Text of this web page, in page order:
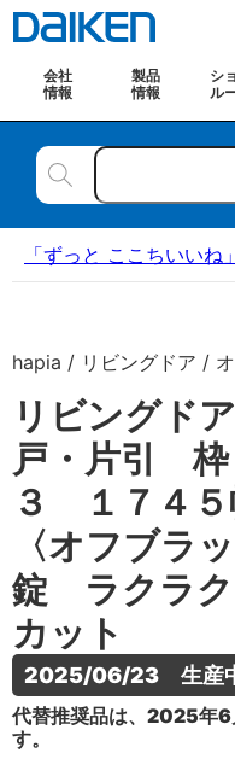
会社
情報
製品
情報
シ
ル
「ずっと ここちいい
hapia / リビングドア /
リビングド
戸・片引
３ １７４
〈オフブ
錠 ラクラ
カット
2025/06/23　生産
代替推奨品は、2025年6
す。